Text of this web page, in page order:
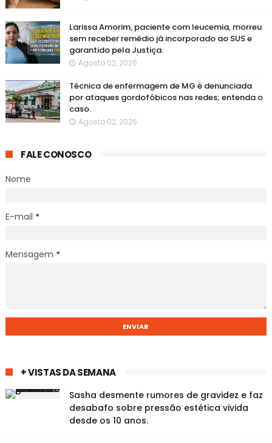
Larissa Amorim, paciente com leucemia, morreu
sem receber remédio já incorporado ao SUS e
garantido pela Justiça.
Agosto 02, 2026
Técnica de enfermagem de MG é denunciada
por ataques gordofóbicos nas redes; entenda o
caso.
Agosto 02, 2026
FALE CONOSCO
Nome
E-mail *
Mensagem *
+ VISTAS DA SEMANA
Sasha desmente rumores de gravidez e faz
desabafo sobre pressão estética vivida
desde os 10 anos.